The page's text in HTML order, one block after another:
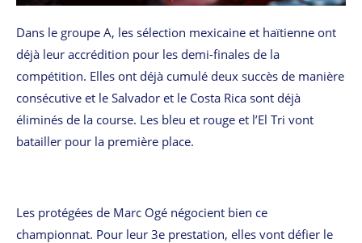
Dans le groupe A, les sélection mexicaine et haïtienne ont
déjà leur accrédition pour les demi-finales de la
compétition. Elles ont déjà cumulé deux succès de manière
consécutive et le Salvador et le Costa Rica sont déjà
éliminés de la course. Les bleu et rouge et l’El Tri vont
batailler pour la première place.
Les protégées de Marc Ogé négocient bien ce
championnat. Pour leur 3e prestation, elles vont défier le